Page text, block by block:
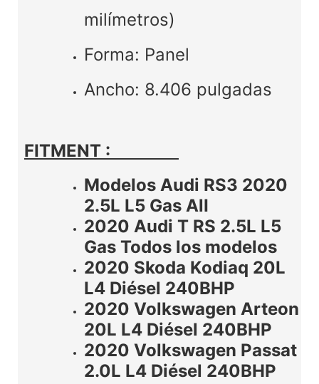
milímetros)
Forma: Panel
Ancho: 8.406 pulgadas
FITMENT :
Modelos Audi RS3 2020
2.5L L5 Gas AlI
2020 Audi T RS 2.5L L5
Gas Todos los modelos
2020 Skoda Kodiaq 20L
L4 Diésel 240BHP
2020 Volkswagen Arteon
20L L4 Diésel 240BHP
2020 Volkswagen Passat
2.0L L4 Diésel 240BHP